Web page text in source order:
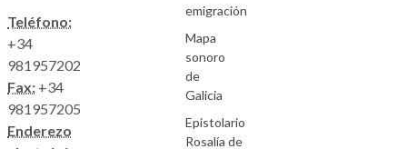
Teléfono:
+34
981957202
Fax: +34
981957205
Enderezo
emigración
Mapa
sonoro
de
Galicia
Epistolario
Rosalía de